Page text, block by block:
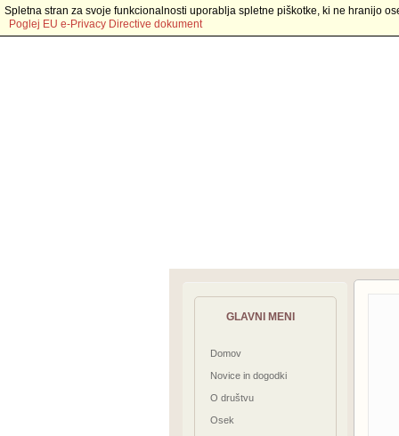
GLAVNI MENI
Domov
Novice in dogodki
O društvu
Osek
Spletna stran za svoje funkcionalnosti uporablja spletne piškotke, ki ne hranijo
Poglej EU e-Privacy Directive dokument